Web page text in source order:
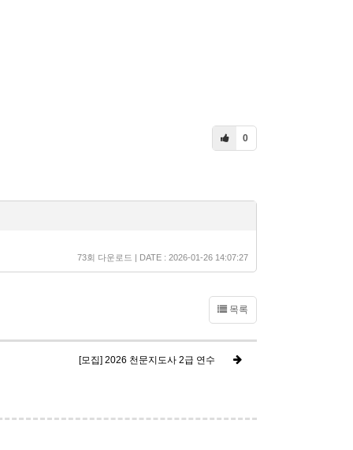
0
73회 다운로드 | DATE : 2026-01-26 14:07:27
목록
[모집] 2026 천문지도사 2급 연수